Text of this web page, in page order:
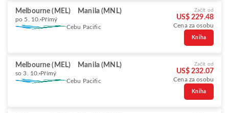
Melbourne (MEL) Manila (MNL)
po 5. 10. Přímý
Cebu Pacific
Začít od
US$ 229.48
Cena za osobu
Kniha
Melbourne (MEL) Manila (MNL)
so 3. 10. Přímý
Cebu Pacific
Začít od
US$ 232.07
Cena za osobu
Kniha